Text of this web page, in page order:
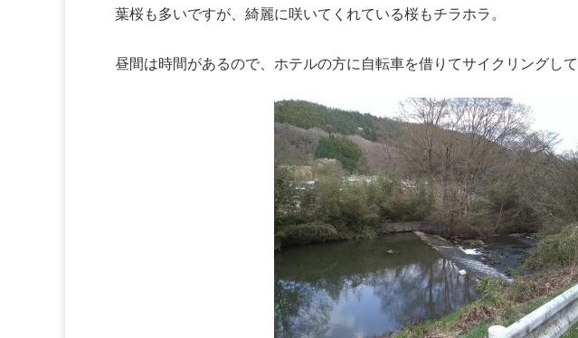
葉桜も多いですが、綺麗に咲いてくれている桜もチラホラ。
昼間は時間があるので、ホテルの方に自転車を借りてサイクリングして